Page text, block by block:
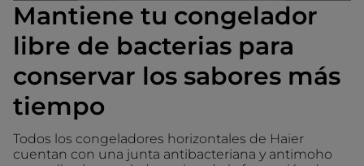
Mantiene tu congelador
libre de bacterias para
conservar los sabores más
tiempo
Todos los congeladores horizontales de Haier
cuentan con una junta antibacteriana y antimoho